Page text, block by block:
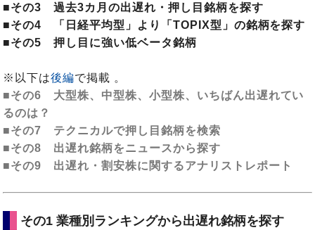
■その3 過去3カ月の出遅れ・押し目銘柄を探す
■その4 「日経平均型」より「TOPIX型」の銘柄を探す
■その5 押し目に強い低ベータ銘柄
※以下は後編で掲載 。
■その6 大型株、中型株、小型株、いちばん出遅れてい
るのは？
■その7 テクニカルで押し目銘柄を検索
■その8 出遅れ銘柄をニュースから探す
■その9 出遅れ・割安株に関するアナリストレポート
その1 業種別ランキングから出遅れ銘柄を探す